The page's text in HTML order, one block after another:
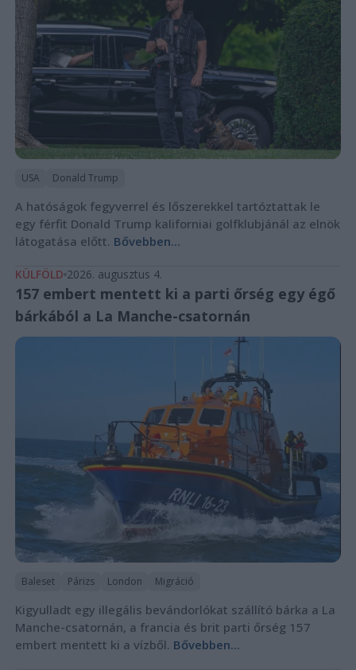
USA Donald Trump
A hatóságok fegyverrel és lőszerekkel tartóztattak le
egy férfit Donald Trump kaliforniai golfklubjánál az elnök
látogatása előtt. Bővebben...
KÜLFÖLD 2026. augusztus 4.
157 embert mentett ki a parti őrség egy égő
bárkából a La Manche-csatornán
Baleset Párizs London Migráció
Kigyulladt egy illegális bevándorlókat szállító bárka a La
Manche-csatornán, a francia és brit parti őrség 157
embert mentett ki a vízből. Bővebben...